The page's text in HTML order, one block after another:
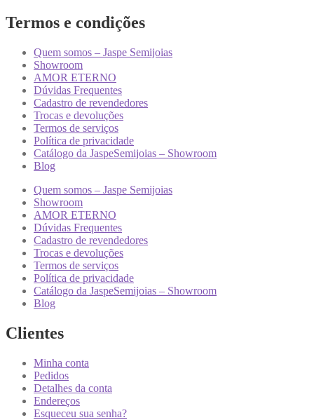
Termos e condições
Quem somos – Jaspe Semijoias
Showroom
AMOR ETERNO
Dúvidas Frequentes
Cadastro de revendedores
Trocas e devoluções
Termos de serviços
Política de privacidade
Catálogo da JaspeSemijoias – Showroom
Blog
Quem somos – Jaspe Semijoias
Showroom
AMOR ETERNO
Dúvidas Frequentes
Cadastro de revendedores
Trocas e devoluções
Termos de serviços
Política de privacidade
Catálogo da JaspeSemijoias – Showroom
Blog
Clientes
Minha conta
Pedidos
Detalhes da conta
Endereços
Esqueceu sua senha?